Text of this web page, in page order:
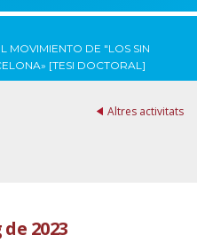
MOVIMIENTO DE "LOS SIN
[TESI DOCTORAL]
Altres activitats
2023